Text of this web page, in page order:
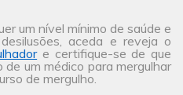
um nível mínimo de saúde e
aceda e reveja o
e certifique-se de que
um médico para mergulhar
de mergulho.